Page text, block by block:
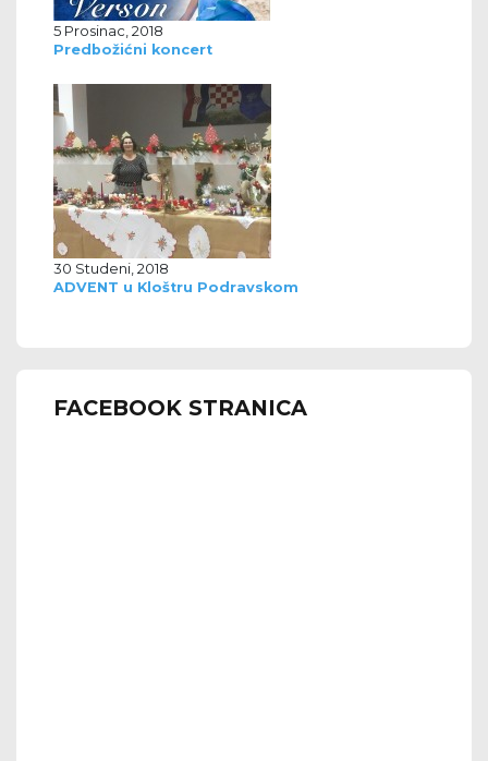
5 Prosinac, 2018
Predbožićni koncert
30 Studeni, 2018
ADVENT u Kloštru Podravskom
FACEBOOK STRANICA